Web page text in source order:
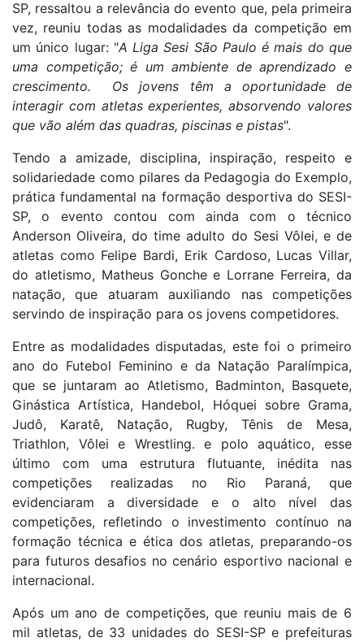
SP, ressaltou a relevância do evento que, pela primeira
vez, reuniu todas as modalidades da competição em
um único lugar: "A Liga Sesi São Paulo é mais do que
uma competição; é um ambiente de aprendizado e
crescimento. Os jovens têm a oportunidade de
interagir com atletas experientes, absorvendo valores
que vão além das quadras, piscinas e pistas".
Tendo a amizade, disciplina, inspiração, respeito e
solidariedade como pilares da Pedagogia do Exemplo,
prática fundamental na formação desportiva do SESI-
SP, o evento contou com ainda com o técnico
Anderson Oliveira, do time adulto do Sesi Vôlei, e de
atletas como Felipe Bardi, Erik Cardoso, Lucas Villar,
do atletismo, Matheus Gonche e Lorrane Ferreira, da
natação, que atuaram auxiliando nas competições
servindo de inspiração para os jovens competidores.
Entre as modalidades disputadas, este foi o primeiro
ano do Futebol Feminino e da Natação Paralímpica,
que se juntaram ao Atletismo, Badminton, Basquete,
Ginástica Artística, Handebol, Hóquei sobre Grama,
Judô, Karatê, Natação, Rugby, Tênis de Mesa,
Triathlon, Vôlei e Wrestling. e polo aquático, esse
último com uma estrutura flutuante, inédita nas
competições realizadas no Rio Paraná, que
evidenciaram a diversidade e o alto nível das
competições, refletindo o investimento contínuo na
formação técnica e ética dos atletas, preparando-os
para futuros desafios no cenário esportivo nacional e
internacional.
Após um ano de competições, que reuniu mais de 6
mil atletas, de 33 unidades do SESI-SP e prefeituras